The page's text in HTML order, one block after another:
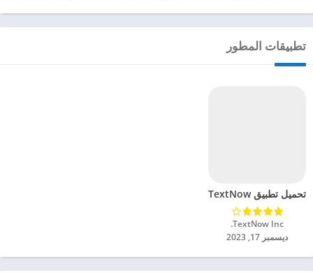
تطبيقات المطور
تحميل تطبيق TextNow مهكر للاندرويد 2024
TextNow Inc.‏
ديسمبر 17, 2023